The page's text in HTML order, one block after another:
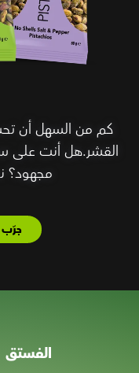
القشر.هل أنت على
مجهود؟
جرّب
الفستق